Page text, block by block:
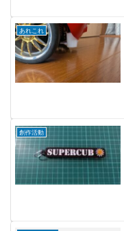
あれこれ
創作活動